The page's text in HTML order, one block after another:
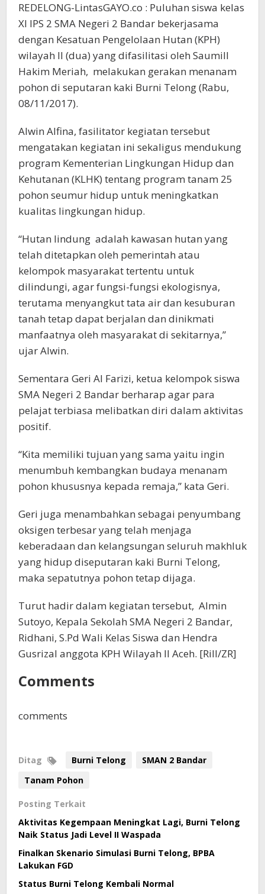
REDELONG-LintasGAYO.co : Puluhan siswa kelas
XI IPS 2 SMA Negeri 2 Bandar bekerjasama
dengan Kesatuan Pengelolaan Hutan (KPH)
wilayah II (dua) yang difasilitasi oleh Saumill
Hakim Meriah, melakukan gerakan menanam
pohon di seputaran kaki Burni Telong (Rabu,
08/11/2017).
Alwin Alfina, fasilitator kegiatan tersebut
mengatakan kegiatan ini sekaligus mendukung
program Kementerian Lingkungan Hidup dan
Kehutanan (KLHK) tentang program tanam 25
pohon seumur hidup untuk meningkatkan
kualitas lingkungan hidup.
“Hutan lindung adalah kawasan hutan yang
telah ditetapkan oleh pemerintah atau
kelompok masyarakat tertentu untuk
dilindungi, agar fungsi-fungsi ekologisnya,
terutama menyangkut tata air dan kesuburan
tanah tetap dapat berjalan dan dinikmati
manfaatnya oleh masyarakat di sekitarnya,”
ujar Alwin.
Sementara Geri Al Farizi, ketua kelompok siswa
SMA Negeri 2 Bandar berharap agar para
pelajat terbiasa melibatkan diri dalam aktivitas
positif.
“Kita memiliki tujuan yang sama yaitu ingin
menumbuh kembangkan budaya menanam
pohon khususnya kepada remaja,” kata Geri.
Geri juga menambahkan sebagai penyumbang
oksigen terbesar yang telah menjaga
keberadaan dan kelangsungan seluruh makhluk
yang hidup diseputaran kaki Burni Telong,
maka sepatutnya pohon tetap dijaga.
Turut hadir dalam kegiatan tersebut, Almin
Sutoyo, Kepala Sekolah SMA Negeri 2 Bandar,
Ridhani, S.Pd Wali Kelas Siswa dan Hendra
Gusrizal anggota KPH Wilayah II Aceh. [Rill/ZR]
Comments
comments
Ditag Burni Telong
SMAN 2 Bandar
Tanam Pohon
Posting Terkait
Aktivitas Kegempaan Meningkat Lagi, Burni Telong
Naik Status Jadi Level II Waspada
Finalkan Skenario Simulasi Burni Telong, BPBA
Lakukan FGD
Status Burni Telong Kembali Normal